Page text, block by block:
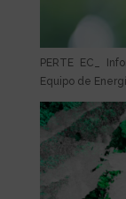
PERTE EC_
Equipo de